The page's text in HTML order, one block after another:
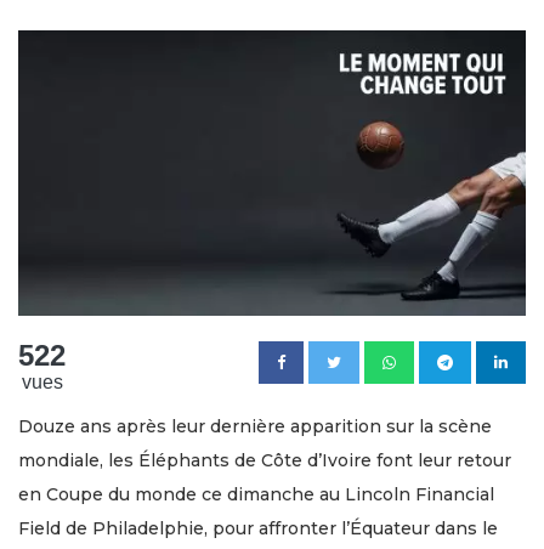
522
vues
Douze ans après leur dernière apparition sur la scène
mondiale, les Éléphants de Côte d’Ivoire font leur retour
en Coupe du monde ce dimanche au Lincoln Financial
Field de Philadelphie, pour affronter l’Équateur dans le